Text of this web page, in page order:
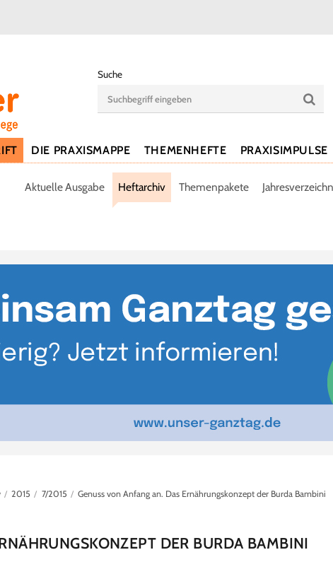
Suche
DIE PRAXISMAPPE THEMENHEFTE PRAXISIMPULSE
Aktuelle Ausgabe Heftarchiv Themenpakete
2015 7/2015 Genuss von Anfang an. Das Ernährungskonzept der Burda Bambini
DER BURDA BAMBINI